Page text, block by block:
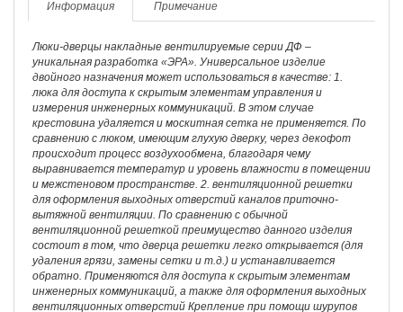
Информация Примечание
Люки-дверцы накладные вентилируемые серии ДФ –
уникальная разработка «ЭРА». Универсальное изделие
двойного назначения может использоваться в качестве: 1.
люка для доступа к скрытым элементам управления и
измерения инженерных коммуникаций. В этом случае
крестовина удаляется и москитная сетка не применяется. По
сравнению с люком, имеющим глухую дверку, через декофот
происходит процесс воздухообмена, благодаря чему
выравнивается температур и уровень влажности в помещении
и межстеновом пространстве. 2. вентиляционной решетки
для оформления выходных отверстий каналов приточно-
вытяжной вентиляции. По сравнению с обычной
вентиляционной решеткой преимущество данного изделия
состоит в том, что дверца решетки легко открывается (для
удаления грязи, замены сетки и т.д.) и устанавливается
обратно. Применяются для доступа к скрытым элементам
инженерных коммуникаций, а также для оформления выходных
вентиляционных отверстий Крепление при помощи шурупов